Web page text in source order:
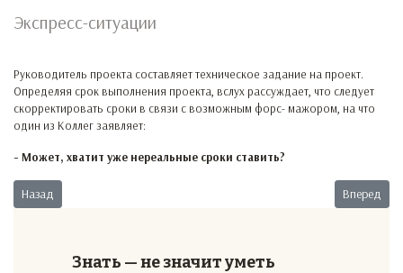
Экспресс-ситуации
Руководитель проекта составляет техническое задание на проект.
Определяя срок выполнения проекта, вслух рассуждает, что следует
скорректировать сроки в связи с возможным форс- мажором, на что
один из Коллег заявляет:
- Может, хватит уже нереальные сроки ставить?
Предыдущий: Непростое делегирование
Назад Вперед
Знать — не значит уметь